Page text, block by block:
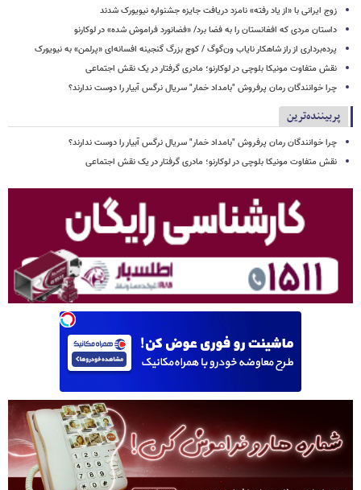
زوج ایرانی با «از یاد رفته» نامزد دریافت جایزه جشنواره نیویورک شدند
داستان مردی که افغانستان را به فضا برد/ «فضانورد فراموش شده» در لوکارنو
پرده‌برداری از راز شاهکار نایاب ون‌گوگ / کوچ بزرگ گنجینه افسانه‌ای «پرلمن» به نیویورک
نقش متفاوت مونیکا بلوچی در لوکارنو؛ مادری گرفتار در یک نقش اجتماعی
چرا خوانندگان رمان پرفروش "بامداد خمار" سریال نرگس آبیار را دوست ندارند؟
پربیننده‌ترین
چرا خوانندگان رمان پرفروش "بامداد خمار" سریال نرگس آبیار را دوست ندارند؟
نقش متفاوت مونیکا بلوچی در لوکارنو؛ مادری گرفتار در یک نقش اجتماعی